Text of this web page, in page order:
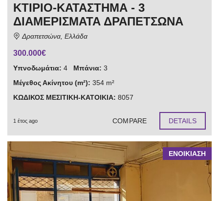
ΚΤΙΡΙΟ-ΚΑΤΑΣΤΗΜΑ - 3
ΔΙΑΜΕΡΙΣΜΑΤΑ ΔΡΑΠΕΤΣΩΝΑ
Δραπετσώνα, Ελλάδα
300.000€
Υπνοδωμάτια: 4 Μπάνια: 3
Μέγεθος Ακίνητου (m²): 354 m²
ΚΩΔΙΚΟΣ ΜΕΣΙΤΙΚΗ-ΚΑΤΟΙΚΙΑ: 8057
1 έτος ago COMPARE DETAILS
ΕΝΟΙΚΙΑΣΗ